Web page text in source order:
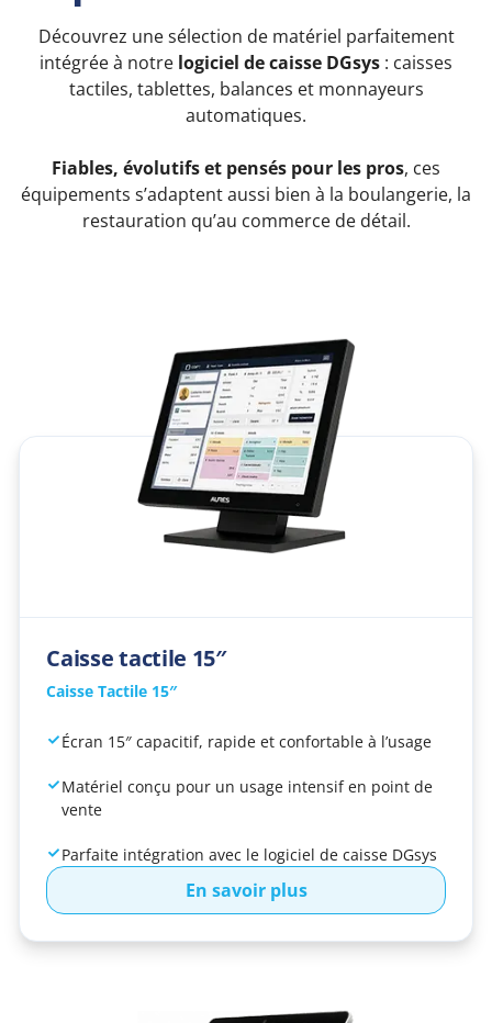
Découvrez une sélection de matériel parfaitement
intégrée à notre logiciel de caisse DGsys : caisses
tactiles, tablettes, balances et monnayeurs
automatiques.
Fiables, évolutifs et pensés pour les pros, ces
équipements s’adaptent aussi bien à la boulangerie, la
restauration qu’au commerce de détail.
Caisse tactile 15″
Caisse Tactile 15″
Écran 15″ capacitif, rapide et confortable à l’usage
Matériel conçu pour un usage intensif en point de
vente
Parfaite intégration avec le logiciel de caisse DGsys
En savoir plus